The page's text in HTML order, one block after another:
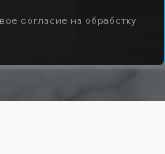
согласие на обработку